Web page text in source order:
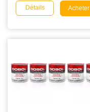
Détails Acheter